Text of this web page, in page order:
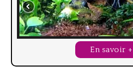
En savoir +